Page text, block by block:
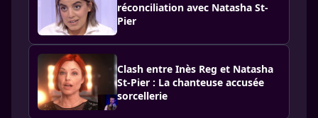
réconciliation avec Natasha St-
Pier
Clash entre Inès Reg et Natasha
St-Pier : La chanteuse accusée
sorcellerie